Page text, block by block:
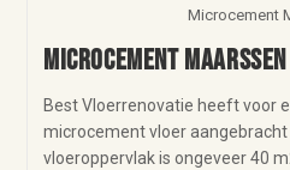
Microcement
Microcement Maarssen
Best Vloerrenovatie heeft voor
microcement vloer aangebracht
vloeroppervlak is ongeveer 40